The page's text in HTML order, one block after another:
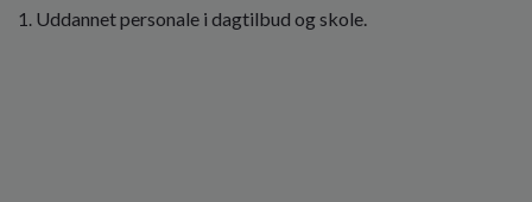
Uddannet personale i dagtilbud og skole.